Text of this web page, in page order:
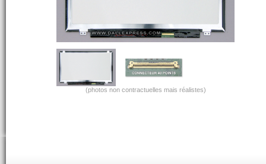
(photos non contractuelles mais réalistes)